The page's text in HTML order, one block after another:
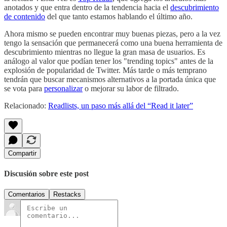
anotados y que entra dentro de la tendencia hacia el descubrimiento
de contenido del que tanto estamos hablando el último año.
Ahora mismo se pueden encontrar muy buenas piezas, pero a la vez
tengo la sensación que permanecerá como una buena herramienta de
descubrimiento mientras no llegue la gran masa de usuarios. Es
análogo al valor que podían tener los "trending topics" antes de la
explosión de popularidad de Twitter. Más tarde o más temprano
tendrán que buscar mecanismos alternativos a la portada única que
se vota para personalizaro mejorar su labor de filtrado.
Relacionado: Readlists, un paso más allá del “Read it later”
Compartir
Discusión sobre este post
Comentarios Restacks